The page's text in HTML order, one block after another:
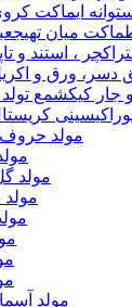
ایماکت
ماکت میان تهی
، استند و
دسر، ورق و
جار کیکشمع تولد
سینی
مولد حروف
مولد
مولد
مولد